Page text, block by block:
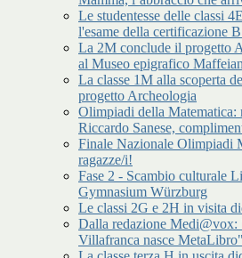
Le studentesse delle classi
l'esame della certificazione
La 2M conclude il progetto
al Museo epigrafico
La classe 1M alla scoperta
progetto Archeologia
Olimpiadi della Matematica:
Riccardo Sanese,
Finale Nazionale Olimpiadi
ragazze/i!
Fase 2 - Scambio culturale
Gymnasium Würzburg
Le classi 2G e 2H in visita
Dalla redazione
Villafranca nasce MetaLibro"